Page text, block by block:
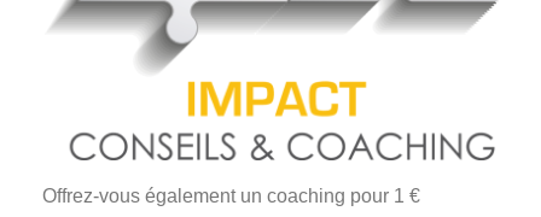
Offrez-vous également un coaching pour 1 €